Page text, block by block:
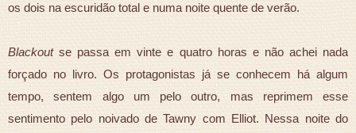
os dois na escuridão total e numa noite quente de verão.
Blackoutse passa em vinte e quatro horas e não achei nada
forçado no livro. Os protagonistas já se conhecem há algum
tempo, sentem algo um pelo outro, mas reprimem esse
sentimento pelo noivado de Tawny com Elliot. Nessa noite do